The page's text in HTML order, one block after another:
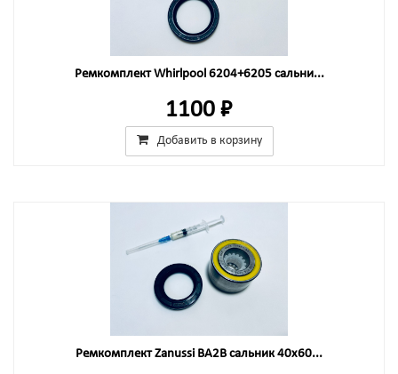
Ремкомплект Whirlpool 6204+6205 сальни...
1100 ₽
Добавить в корзину
Ремкомплект Zanussi BA2B сальник 40x60...